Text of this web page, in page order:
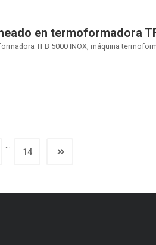
en termoformadora
TFB 5000 INOX, máquina
14